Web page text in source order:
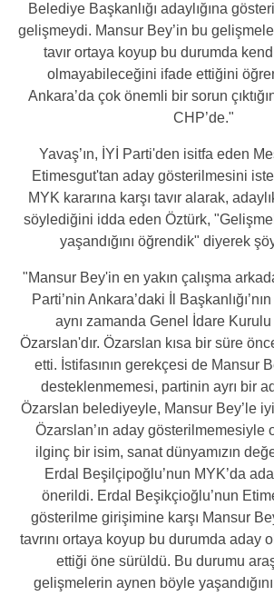
Belediye Başkanlığı adaylığına
gelişmeydi. Mansur Bey’in bu
tavır ortaya koyup bu durumda
olmayabileceğini ifade ettiğini
Ankara’da çok önemli bir sorun
CHP’de."
Yavaş’ın, İYİ Parti'den isitfa eden
Etimesgut'tan aday gösterilmesini
MYK kararına karşı tavır alarak,
söylediğini idda eden Öztürk,
yaşandığını öğrendik" diyerek
"Mansur Bey'in en yakın çalışma
Parti’nin Ankara’daki İl
aynı zamanda Genel İdare
Özarslan'dır. Özarslan kısa bir süre
etti. İstifasının gerekçesi de Mansur
desteklenmemesi, partinin ayrı bir
Özarslan belediyeyle, Mansur Bey’le
Özarslan’ın aday gösterilmemesiyle
ilginç bir isim, sanat dünyamızın
Erdal Beşilçipoğlu’nun MYK’da
önerildi. Erdal Beşikçioğlu’nun
gösterilme girişimine karşı Mansur
tavrını ortaya koyup bu durumda aday
ettiği öne sürüldü. Bu durumu
gelişmelerin aynen böyle